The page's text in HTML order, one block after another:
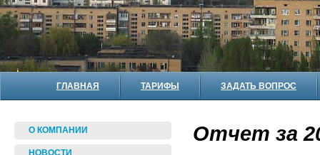
ГЛАВНАЯ ТАРИФЫ ЗАДАТЬ ВОПРОС
О КОМПАНИИ
НОВОСТИ
Отчет за